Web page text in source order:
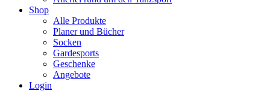
Shop
Alle Produkte
Planer und Bücher
Socken
Gardesports
Geschenke
Angebote
Login